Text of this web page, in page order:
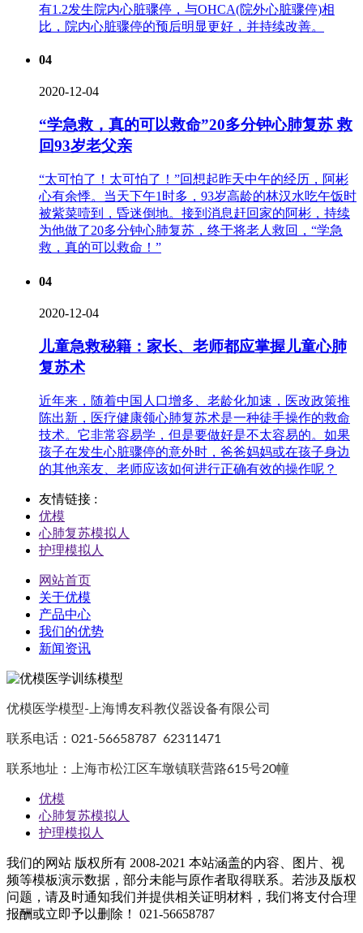
有1.2发生院内心脏骤停，与OHCA(院外心脏骤停)相
比，院内心脏骤停的预后明显更好，并持续改善。
04
2020-12-04
“学急救，真的可以救命”20多分钟心肺复苏 救
回93岁老父亲
“太可怕了！太可怕了！”回想起昨天中午的经历，阿彬
心有余悸。当天下午1时多，93岁高龄的林汉水吃午饭时
被紫菜噎到，昏迷倒地。接到消息赶回家的阿彬，持续
为他做了20多分钟心肺复苏，终于将老人救回，“学急
救，真的可以救命！”
04
2020-12-04
儿童急救秘籍：家长、老师都应掌握儿童心肺
复苏术
近年来，随着中国人口增多、老龄化加速，医改政策推
陈出新，医疗健康领心肺复苏术是一种徒手操作的救命
技术。它非常容易学，但是要做好是不太容易的。如果
孩子在发生心脏骤停的意外时，爸爸妈妈或在孩子身边
的其他亲友、老师应该如何进行正确有效的操作呢？
友情链接 :
优模
心肺复苏模拟人
护理模拟人
网站首页
关于优模
产品中心
我们的优势
新闻资讯
优模医学模型-上海博友科教仪器设备有限公司
联系电话：021-56658787 62311471
联系地址：上海市松江区车墩镇联营路615号20幢
优模
心肺复苏模拟人
护理模拟人
我们的网站 版权所有 2008-2021 本站涵盖的内容、图片、视
频等模板演示数据，部分未能与原作者取得联系。若涉及版权
问题，请及时通知我们并提供相关证明材料，我们将支付合理
报酬或立即予以删除！ 021-56658787